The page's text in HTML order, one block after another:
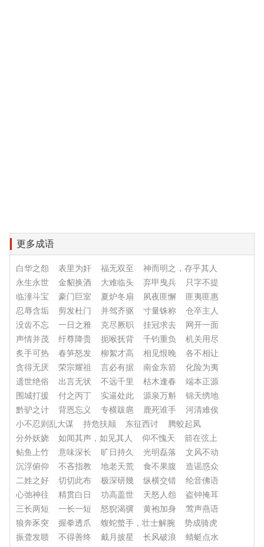
更多成语
白华之怨 表里为奸 福无双至
神而明之，存乎其人
永生永世
金貂换酒 大难临头 弃甲曳兵
只字不提
临潼斗宝
豪门巨室 夏炉冬扇 夙夜匪懈
匪夷匪惠
忍辱含垢
剪发杜门 并驾齐驱 寸量铢称
仓卒主人
没齿不忘
一日之雅 克尽厥职 挂冠求去
网开一面
声情并茂
纡尊降贵 扼喉抚背 千钧重负
机关用尽
炙手可热
春笋怒发 柳絮才高 相见恨晚
各不相让
贪得无厌
荣宗耀祖 言必有据 南金东箭
化险为夷
遗世绝俗
出言无状 不远千里 枯木逢春
端本正源
围城打援
付之丙丁 实逼处此 源泉万斛
锦天绣地
黔驴之计
背恩忘义 专横跋扈 鹿死谁手
河清难俟
小不忍则乱大谋
持危扶颠 东征西讨
腾蛟起凤
分外妖娆
如闻其声，如见其人 仰不愧天
箭在弦上
鲇鱼上竹
意味深长 旷日持久 光明磊落
文风不动
沉浮俯仰
不吝指教 地老天荒 食不果腹
造谣惑众
二姓之好
切切此布 极深研幾 纵横交错
纶音佛语
心弛神往
精贯白日 功高盖世 天怒人怨
盗钟掩耳
三长两短
一长一短 怒猊渴骥 黄袍加身
莺声燕语
狼奔豕突
握拳透爪 蝮蛇螫手，壮士解腕
势成骑虎
振聋发聩
不得善终 戴月披星 长风破浪
蜻蜓点水